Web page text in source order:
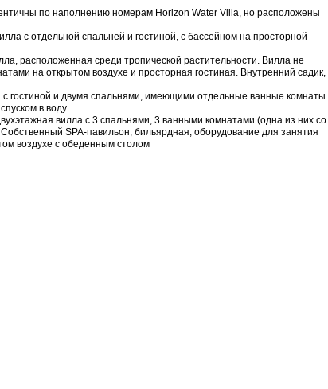
по наполнению номерам Horizon Water Villa, но расположены
с отдельной спальней и гостиной, с бассейном на просторной
расположенная среди тропической растительности. Вилла не
на открытом воздухе и просторная гостиная. Внутренний садик,
гостиной и двумя спальнями, имеющими отдельные ванные комнаты
в воду
вилла с 3 спальнями, 3 ванными комнатами (одна из них со
SPA-павильон, бильярдная, оборудование для занятия
воздухе с обеденным столом